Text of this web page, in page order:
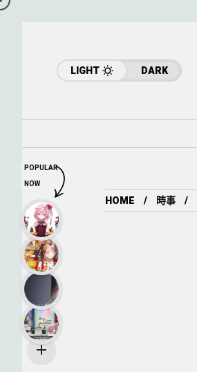
LIGHT DARK
HOME 時事
POPULAR
NOW